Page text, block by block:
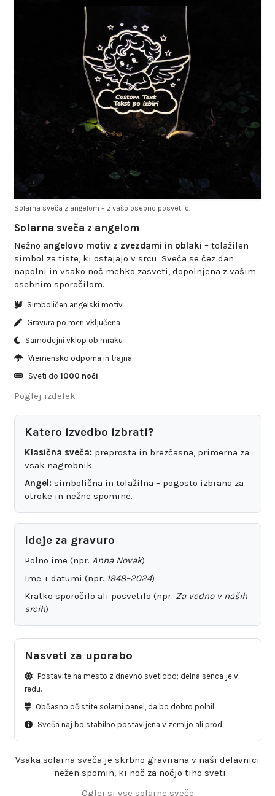
Solarna sveča z angelom – z vašo osebno posvetilo.
Solarna sveča z angelom
Nežno angelovo motiv z zvezdami in oblaki – tolažilen
simbol za tiste, ki ostajajo v srcu. Sveča se čez dan
napolni in vsako noč mehko zasveti, dopolnjena z vašim
osebnim sporočilom.
Simboličen angelski motiv
Gravura po meri vključena
Samodejni vklop ob mraku
Vremensko odporna in trajna
Sveti do 1000 noči
Poglej izdelek
Katero izvedbo izbrati?
Klasična sveča:preprosta in brezčasna, primerna za
vsak nagrobnik.
Angel:simbolična in tolažilna – pogosto izbrana za
otroke in nežne spomine.
Ideje za gravuro
Polno ime (npr. Anna Novak)
Ime + datumi (npr. 1948–2024)
Kratko sporočilo ali posvetilo (npr. Za vedno v naših
srcih)
Nasveti za uporabo
Postavite na mesto z dnevno svetlobo; delna senca je v
redu.
Občasno očistite solarni panel, da bo dobro polnil.
Sveča naj bo stabilno postavljena v zemljo ali prod.
Vsaka solarna sveča je skrbno gravirana v naši delavnici
– nežen spomin, ki noč za nočjo tiho sveti.
Oglej si vse solarne sveče